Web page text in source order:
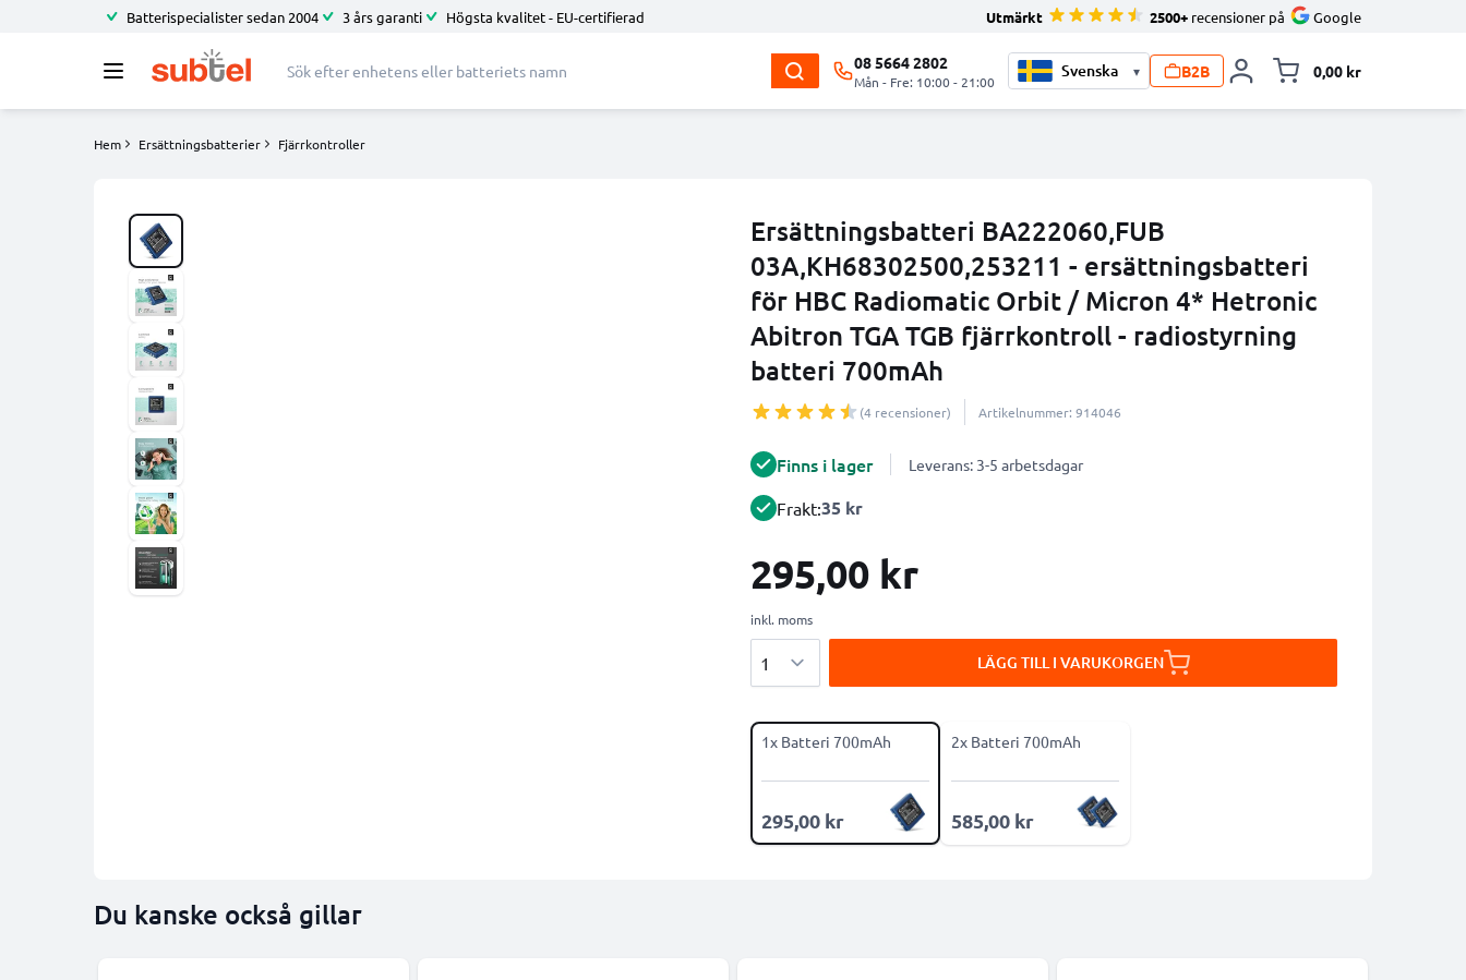
Batterispecialister sedan 2004 3 års garanti Högsta kvalitet - EU-certifierad Utmärkt 2500+ recensioner på Google
08 5664 2802
Mån - Fre: 10:00 - 21:00
▾ B2B 0,00 kr
Hem Ersättningsbatterier Fjärrkontroller
Ersättningsbatteri BA222060,FUB
03A,KH68302500,253211 - ersättningsbatteri
för HBC Radiomatic Orbit / Micron 4* Hetronic
Abitron TGA TGB fjärrkontroll - radiostyrning
batteri 700mAh
(4 recensioner) Artikelnummer: 914046
Finns i lager Leverans: 3-5 arbetsdagar
Frakt:35 kr
295,00 kr
inkl. moms
LÄGG TILL I VARUKORGEN
1x Batteri 700mAh
295,00 kr
2x Batteri 700mAh
585,00 kr
Du kanske också gillar